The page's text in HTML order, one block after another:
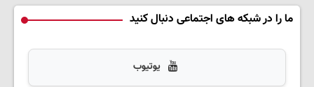
ما را در شبکه های اجتماعی دنبال کنید
یوتیوب